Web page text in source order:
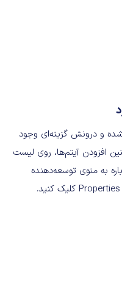
و درونش گزینه‌ای وجود
افزودن آیتم‌ها، روی لیست
به منوی توسعه‌دهنده